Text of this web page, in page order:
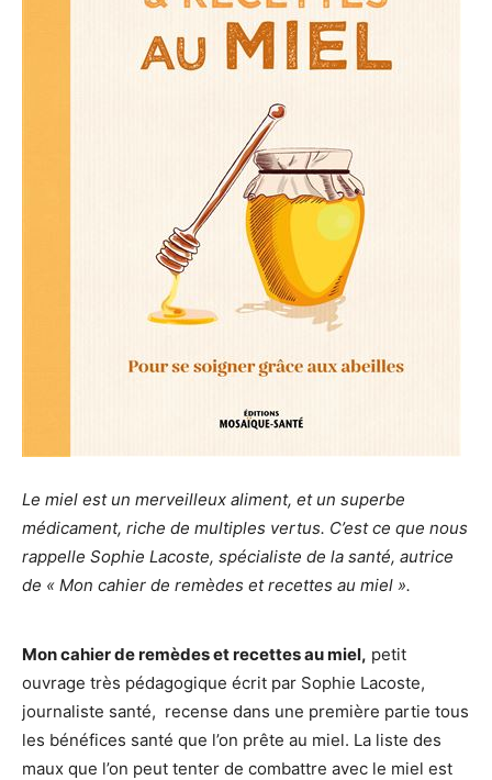
Le miel est un merveilleux aliment, et un superbe
médicament, riche de multiples vertus. C’est ce que nous
rappelle Sophie Lacoste, spécialiste de la santé, autrice
de « Mon cahier de remèdes et recettes au miel ».
Mon cahier de remèdes et recettes au miel, petit
ouvrage très pédagogique écrit par Sophie Lacoste,
journaliste santé, recense dans une première partie tous
les bénéfices santé que l’on prête au miel. La liste des
maux que l’on peut tenter de combattre avec le miel est